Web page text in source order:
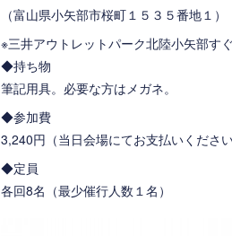
（富山県小矢部市桜町１５３５番地１）
※三井アウトレットパーク北陸小矢部すぐ
◆持ち物
筆記用具。必要な方はメガネ。
◆参加費
3,240円（当日会場にてお支払いください
◆定員
各回8名（最少催行人数１名）